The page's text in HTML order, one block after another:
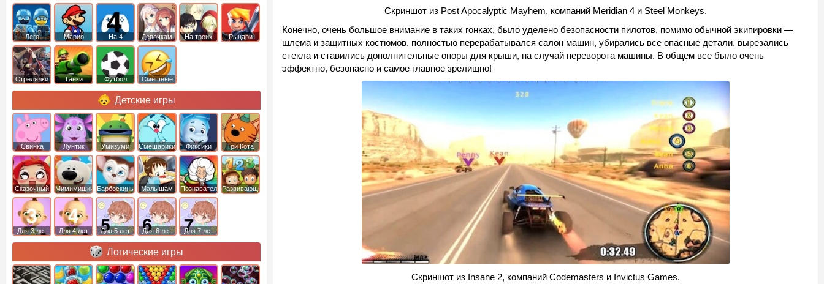
Скриншот из Post Apocalyptic Mayhem, компаний Meridian 4 и Steel Monkeys.
Конечно, очень большое внимание в таких гонках, было уделено безопасности пилотов, помимо обычной экипировки —
шлема и защитных костюмов, полностью перерабатывался салон машин, убирались все опасные детали, вырезались
стекла и ставились дополнительные опоры для крыши, на случай переворота машины. В общем все было очень
эффектно, безопасно и самое главное зрелищно!
Скриншот из Insane 2, компаний Codemasters и Invictus Games.
Лего Марио На 4 Девочкам На троих Рыцари
Стрелялки Танки Футбол Смешные
Детские игры
Свинка
Пеппа
Лунтик Умизуми Смешарики Фиксики Три Кота
Сказочный
патруль
Мимимишки Барбоскины Малышам ПознавательныеРазвивающие
Для 3 лет Для 4 лет Для 5 лет Для 6 лет Для 7 лет
Логические игры